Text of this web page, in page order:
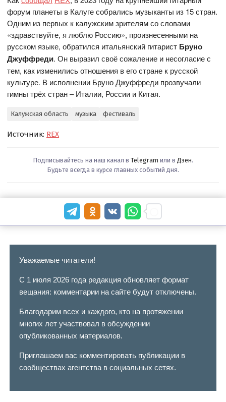
форум планеты в Калуге собрались музыканты из 15 стран.
Одним из первых к калужским зрителям со словами
«здравствуйте, я люблю Россию», произнесенными на
русском языке, обратился итальянский гитарист Бруно
Джуффреди. Он выразил своё сожаление и несогласие с
тем, как изменились отношения в его стране к русской
культуре. В исполнении Бруно Джуффреди прозвучали
гимны трёх стран – Италии, России и Китая.
Калужская область музыка фестиваль
Источник: REX
Подписывайтесь на наш канал в Telegram или в Дзен.
Будьте всегда в курсе главных событий дня.
Уважаемые читатели!
С 1 июля 2026 года редакция обновляет формат
вещания: комментарии на сайте будут отключены.
Благодарим всех и каждого, кто на протяжении
многих лет участвовал в обсуждении
опубликованных материалов.
Приглашаем вас комментировать публикации в
сообществах агентства в социальных сетях.